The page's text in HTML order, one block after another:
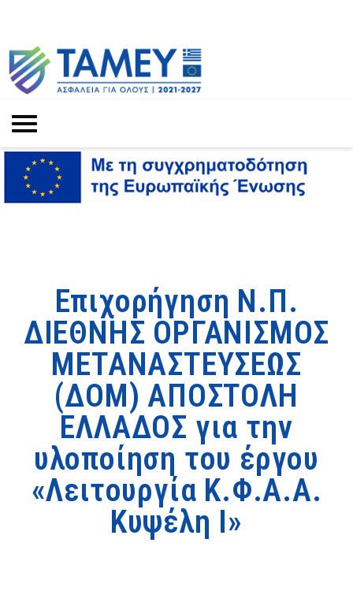
Επιχορήγηση Ν.Π.
ΔΙΕΘΝΗΣ ΟΡΓΑΝΙΣΜΟΣ
ΜΕΤΑΝΑΣΤΕΥΣΕΩΣ
(ΔΟΜ) ΑΠΟΣΤΟΛΗ
ΕΛΛΑΔΟΣ για την
υλοποίηση του έργου
«Λειτουργία Κ.Φ.Α.Α.
Κυψέλη Ι»